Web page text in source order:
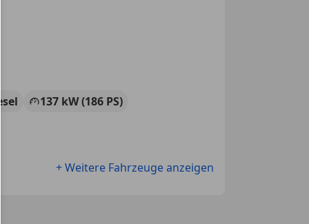
137 kW (186 PS)
+ Weitere Fahrzeuge anzeigen